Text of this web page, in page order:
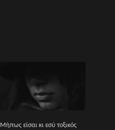
Μήπως είσαι κι εσύ τοξικός